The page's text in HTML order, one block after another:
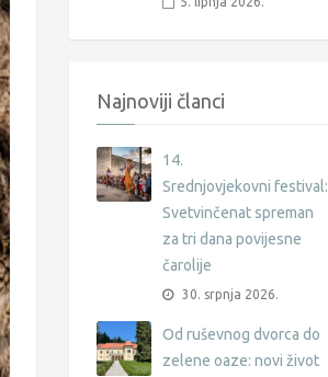
Najnoviji članci
14.
Srednjovjekovni festival:
Svetvinčenat spreman
za tri dana povijesne
čarolije
30. srpnja 2026.
Od ruševnog dvorca do
zelene oaze: novi život